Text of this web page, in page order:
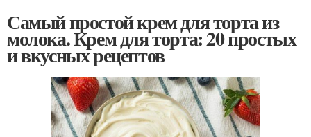
Самый простой крем для торта из
молока. Крем для торта: 20 простых
и вкусных рецептов